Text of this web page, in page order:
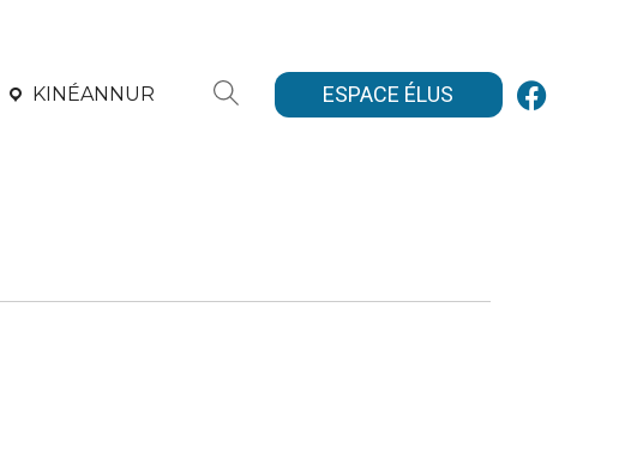
KINÉANNUR ESPACE ÉLUS